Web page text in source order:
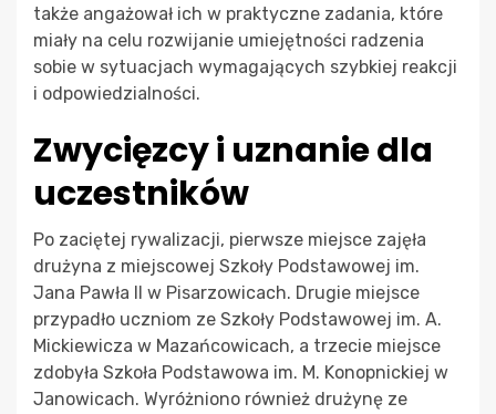
także angażował ich w praktyczne zadania, które
miały na celu rozwijanie umiejętności radzenia
sobie w sytuacjach wymagających szybkiej reakcji
i odpowiedzialności.
Zwycięzcy i uznanie dla
uczestników
Po zaciętej rywalizacji, pierwsze miejsce zajęła
drużyna z miejscowej Szkoły Podstawowej im.
Jana Pawła II w Pisarzowicach. Drugie miejsce
przypadło uczniom ze Szkoły Podstawowej im. A.
Mickiewicza w Mazańcowicach, a trzecie miejsce
zdobyła Szkoła Podstawowa im. M. Konopnickiej w
Janowicach. Wyróżniono również drużynę ze